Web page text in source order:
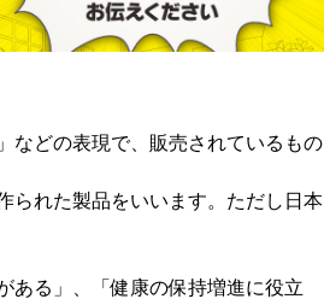
などの表現で、販売されているもの
られた製品をいいます。ただし日本
ある」、「健康の保持増進に役立